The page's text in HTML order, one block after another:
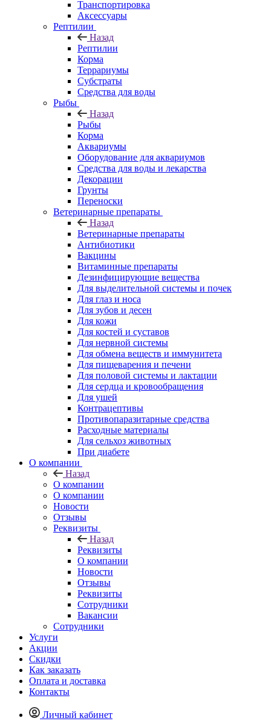
Транспортировка
Аксессуары
Рептилии
Назад
Рептилии
Корма
Террариумы
Субстраты
Средства для воды
Рыбы
Назад
Рыбы
Корма
Аквариумы
Оборудование для аквариумов
Средства для воды и лекарства
Декорации
Грунты
Переноски
Ветеринарные препараты
Назад
Ветеринарные препараты
Антибиотики
Вакцины
Витаминные препараты
Дезинфицирующие вещества
Для выделительной системы и почек
Для глаз и носа
Для зубов и десен
Для кожи
Для костей и суставов
Для нервной системы
Для обмена веществ и иммунитета
Для пищеварения и печени
Для половой системы и лактации
Для сердца и кровообращения
Для ушей
Контрацептивы
Противопаразитарные средства
Расходные материалы
Для сельхоз животных
При диабете
О компании
Назад
О компании
О компании
Новости
Отзывы
Реквизиты
Назад
Реквизиты
О компании
Новости
Отзывы
Реквизиты
Сотрудники
Вакансии
Сотрудники
Услуги
Акции
Скидки
Как заказать
Оплата и доставка
Контакты
Личный кабинет